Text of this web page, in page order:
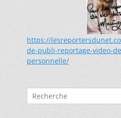
https://
de-publi-reportage-video-
personnelle/
Rechercher :